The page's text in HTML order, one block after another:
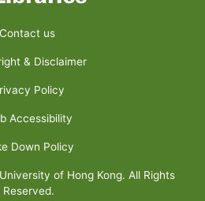
Contact us
& Disclaimer
Policy
Accessibility
Down Policy
of Hong Kong. All Rights
Reserved.